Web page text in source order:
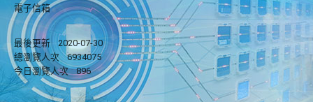
電子信箱
最後更新
2020-07-30
總瀏覽人次
6934075
今日瀏覽人次
896